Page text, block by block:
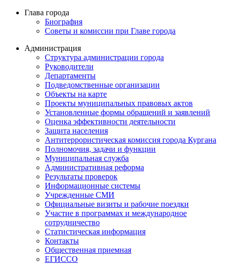
Глава города
Биография
Советы и комиссии при Главе города
Администрация
Структура администрации города
Руководители
Департаменты
Подведомственные организации
Объекты на карте
Проекты муниципальных правовых актов
Установленные формы обращений и заявлений
Оценка эффективности деятельности
Защита населения
Антитеррористическая комиссия города Кургана
Полномочия, задачи и функции
Муниципальная служба
Административная реформа
Результаты проверок
Информационные системы
Учрежденные СМИ
Официальные визиты и рабочие поездки
Участие в программах и международное
сотрудничество
Статистическая информация
Контакты
Общественная приемная
ЕГИССО